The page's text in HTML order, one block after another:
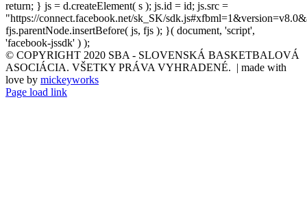
return; } js = d.createElement( s ); js.id = id; js.src =
"https://connect.facebook.net/sk_SK/
fjs.parentNode.insertBefore( js, fjs ); }( document, 'script',
'facebook-jssdk' ) );
© COPYRIGHT 2020 SBA - SLOVENSKÁ BASKETBALOVÁ
ASOCIÁCIA. VŠETKY PRÁVA VYHRADENÉ. | made with
love by mickeyworks
Page load link